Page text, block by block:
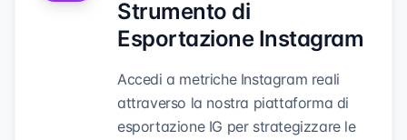
Strumento di
Esportazione Instagram
Accedi a metriche Instagram reali
attraverso la nostra piattaforma di
esportazione IG per strategizzare le